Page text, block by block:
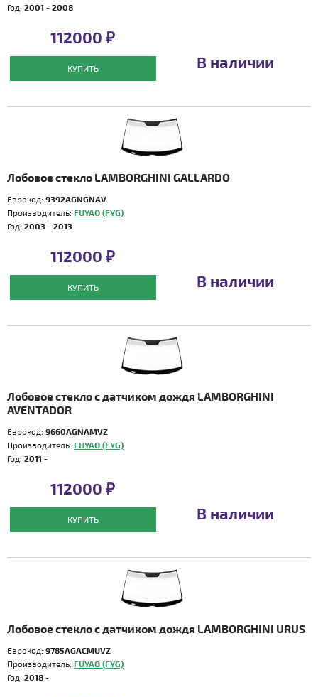
Год: 2001 - 2008
112000 ₽
КУПИТЬ В наличии
Лобовое стекло LAMBORGHINI GALLARDO
Еврокод: 9392AGNGNAV
Производитель: FUYAO (FYG)
Год: 2003 - 2013
112000 ₽
КУПИТЬ В наличии
Лобовое стекло с датчиком дождя LAMBORGHINI
AVENTADOR
Еврокод: 9660AGNAMVZ
Производитель: FUYAO (FYG)
Год: 2011 -
112000 ₽
КУПИТЬ В наличии
Лобовое стекло с датчиком дождя LAMBORGHINI URUS
Еврокод: 9785AGACMUVZ
Производитель: FUYAO (FYG)
Год: 2018 -